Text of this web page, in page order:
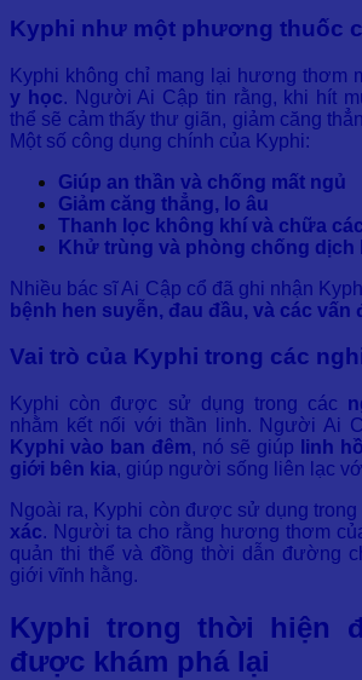
Kyphi như một phương thuốc
Kyphi không chỉ mang lại hương thơm
y học. Người Ai Cập tin rằng, khi hít
thể sẽ cảm thấy thư giãn, giảm căng
Một số công dụng chính của Kyphi:
Giúp an thần và chống mất ngủ
Giảm căng thẳng, lo âu
Thanh lọc không khí và chữa
Khử trùng và phòng chống dịch
Nhiều bác sĩ Ai Cập cổ đã ghi nhận
bệnh hen suyễn, đau đầu, và các vấn
Vai trò của Kyphi trong các
Kyphi còn được sử dụng trong các
nhằm kết nối với thần linh. Người Ai
Kyphi vào ban đêm, nó sẽ giúp
linh
giới bên kia, giúp người sống liên lạc
Ngoài ra, Kyphi còn được sử dụng trong
xác. Người ta cho rằng hương thơm
quản thi thể và đồng thời dẫn đường
giới vĩnh hằng.
Kyphi trong thời hiện
được khám phá lại